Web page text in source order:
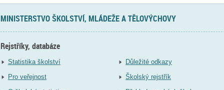
MINISTERSTVO ŠKOLSTVÍ, MLÁDEŽE A TĚLOVÝCHOVY
Rejstříky, databáze
Statistika školství
Pro veřejnost
Důležité odkazy
Školský rejstřík